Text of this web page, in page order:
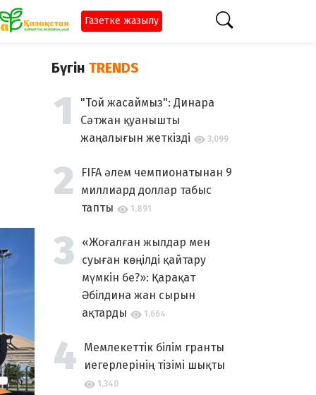
Газетке жазылу
Бүгін TRENDS
"Той жасаймыз": Динара
Сәтжан қуанышты
жаңалығын жеткізді
3,099
FIFA әлем чемпионатынан 9
миллиард доллар табыс
тапты
1,891
«Жоғалған жылдар мен
суыған көңілді қайтару
мүмкін бе?»: Қарақат
Әбілдина жан сырын
ақтарды
1,664
Мемлекеттік білім гранты
иегерлерінің тізімі шықты
1,340